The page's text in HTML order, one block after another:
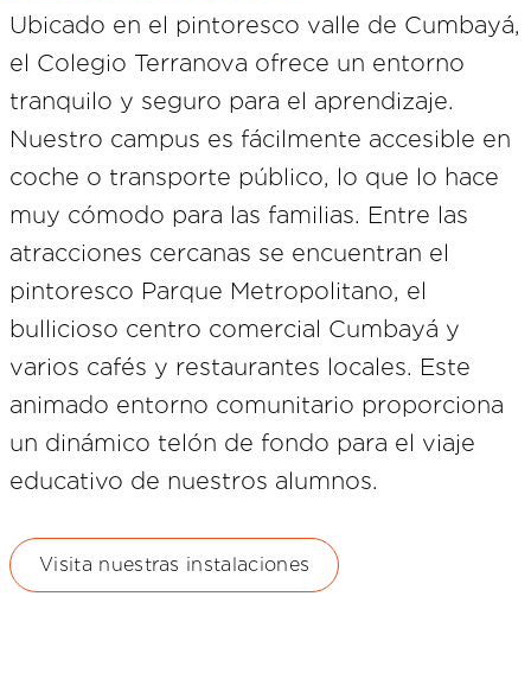
Ubicado en el pintoresco valle de Cumbayá,
el Colegio Terranova ofrece un entorno
tranquilo y seguro para el aprendizaje.
Nuestro campus es fácilmente accesible en
coche o transporte público, lo que lo hace
muy cómodo para las familias. Entre las
atracciones cercanas se encuentran el
pintoresco Parque Metropolitano, el
bullicioso centro comercial Cumbayá y
varios cafés y restaurantes locales. Este
animado entorno comunitario proporciona
un dinámico telón de fondo para el viaje
educativo de nuestros alumnos.
Visita nuestras instalaciones